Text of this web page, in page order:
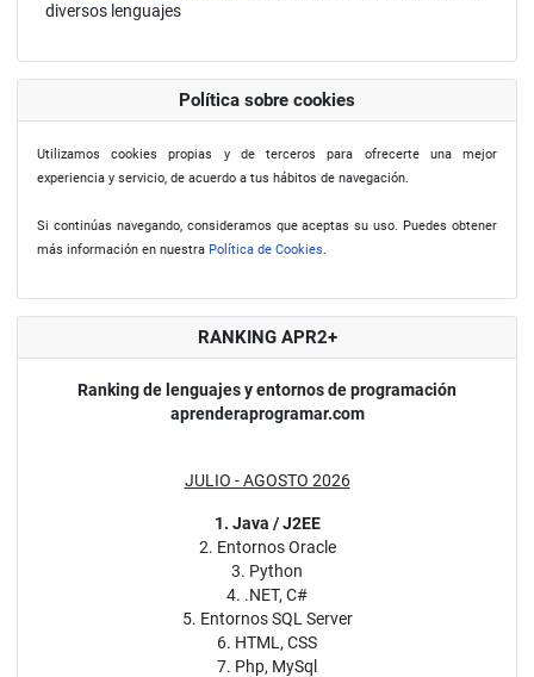
diversos lenguajes
Política sobre cookies
Utilizamos cookies propias y de terceros para ofrecerte una mejor
experiencia y servicio, de acuerdo a tus hábitos de navegación.
Si continúas navegando, consideramos que aceptas su uso. Puedes obtener
más información en nuestra Política de Cookies.
RANKING APR2+
Ranking de lenguajes y entornos de programación
aprenderaprogramar.com
JULIO - AGOSTO 2026
1. Java / J2EE
2. Entornos Oracle
3. Python
4. .NET, C#
5. Entornos SQL Server
6. HTML, CSS
7. Php, MySql